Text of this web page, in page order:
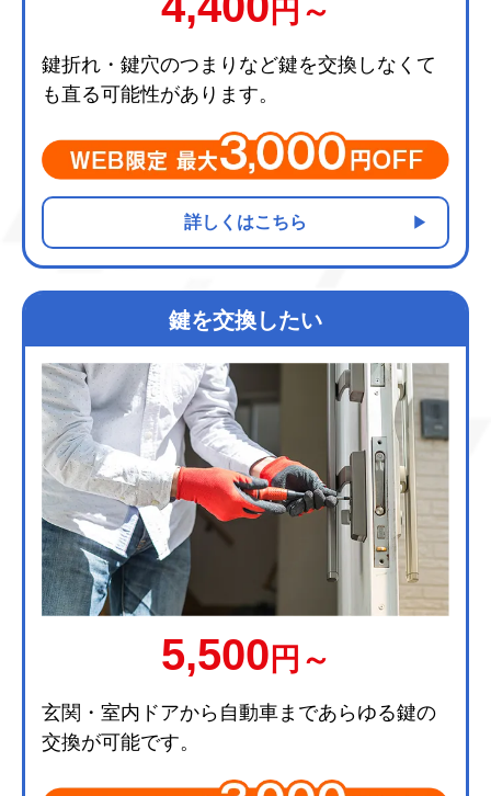
円～
鍵折れ・鍵穴のつまりなど鍵を交換しなくて
も直る可能性があります。
詳しくはこちら
鍵を交換したい
5,500 円～
玄関・室内ドアから自動車まであらゆる鍵の
交換が可能です。